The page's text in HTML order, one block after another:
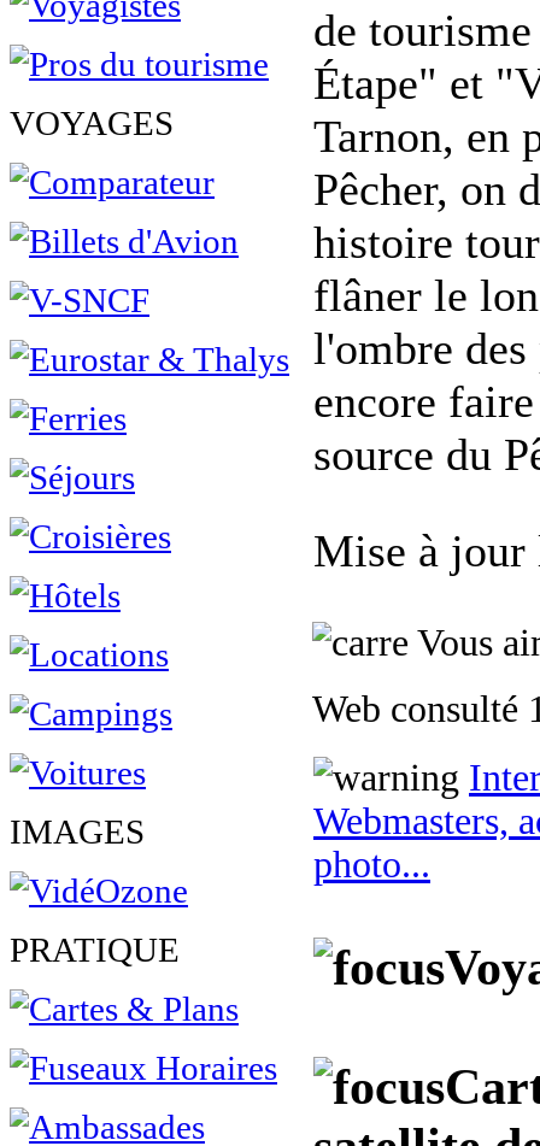
VOYAGES
IMAGES
PRATIQUE
de
Étape" et
Tarnon, en
Pêcher, on
histoire
flâner le
l'ombre des
encore
source du
Mise à jour
Vous
Web consulté
Webmasters,
photo...